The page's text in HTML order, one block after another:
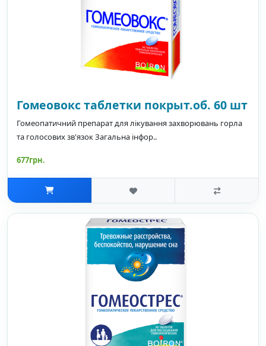
Гомеовокс таблетки покрыт.об. 60 шт
Гомеопатичний препарат для лікування захворювань горла
та голосових зв'язок Загальна інфор..
677грн.